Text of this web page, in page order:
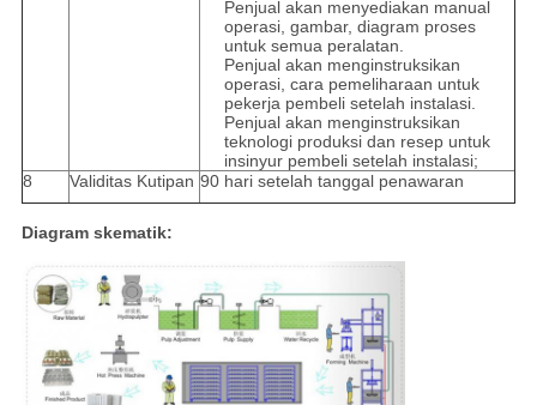
Penjual akan menyediakan manual
operasi, gambar, diagram proses
untuk semua peralatan.
Penjual akan menginstruksikan
operasi, cara pemeliharaan untuk
pekerja pembeli setelah instalasi.
Penjual akan menginstruksikan
teknologi produksi dan resep untuk
insinyur pembeli setelah instalasi;
8
Validitas Kutipan 90 hari setelah tanggal penawaran
Diagram skematik: